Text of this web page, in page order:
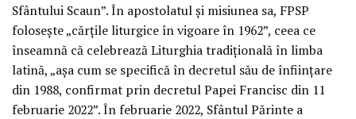
Sfântului Scaun”. În apostolatul și misiunea sa, FPSP
folosește „cărțile liturgice în vigoare în 1962”, ceea ce
înseamnă că celebrează Liturghia tradițională în limba
latină, „așa cum se specifică în decretul său de înființare
din 1988, confirmat prin decretul Papei Francisc din 11
februarie 2022”. În februarie 2022, Sfântul Părinte a